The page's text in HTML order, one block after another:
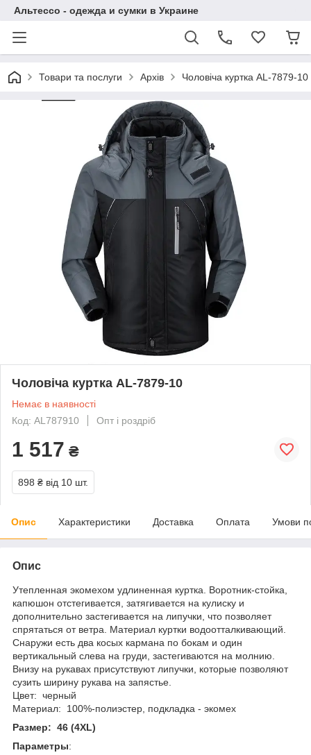
Альтессо - одежда и сумки в Украине
Товари та послуги Архів Чоловіча куртка AL-7879-10
Чоловіча куртка AL-7879-10
Немає в наявності
Код: AL787910
Опт і роздріб
1 517 ₴
898 ₴ від 10 шт.
Опис Характеристики Доставка Оплата Умови
Опис
Утепленная экомехом удлиненная куртка. Воротник-стойка,
капюшон отстегивается, затягивается на кулиску и
дополнительно застегивается на липучки, что позволяет
спрятаться от ветра. Материал куртки водоотталкивающий.
Снаружи есть два косых кармана по бокам и один
вертикальный слева на груди, застегиваются на молнию.
Внизу на рукавах присутствуют липучки, которые позволяют
сузить ширину рукава на запястье.
Цвет: черный
Материал: 100%-полиэстер, подкладка - экомех
Размер: 46 (4ХL)
Параметры: